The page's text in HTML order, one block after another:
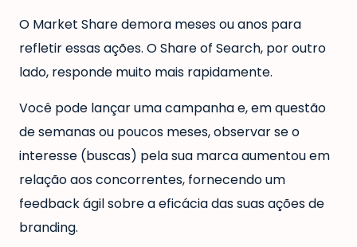
O Market Share demora meses ou anos para
refletir essas ações. O Share of Search, por outro
lado, responde muito mais rapidamente.
Você pode lançar uma campanha e, em questão
de semanas ou poucos meses, observar se o
interesse (buscas) pela sua marca aumentou em
relação aos concorrentes, fornecendo um
feedback ágil sobre a eficácia das suas ações de
branding.